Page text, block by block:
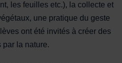
les feuilles etc.), la collecte et
une pratique du geste
ont été invités à créer des
par la nature.